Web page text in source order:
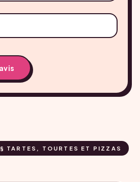
§ TARTES, TOURTES ET PIZZAS